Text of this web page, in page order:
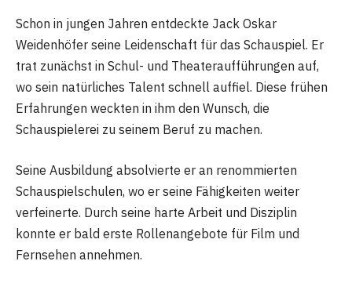
Schon in jungen Jahren entdeckte Jack Oskar
Weidenhöfer seine Leidenschaft für das Schauspiel. Er
trat zunächst in Schul- und Theateraufführungen auf,
wo sein natürliches Talent schnell auffiel. Diese frühen
Erfahrungen weckten in ihm den Wunsch, die
Schauspielerei zu seinem Beruf zu machen.
Seine Ausbildung absolvierte er an renommierten
Schauspielschulen, wo er seine Fähigkeiten weiter
verfeinerte. Durch seine harte Arbeit und Disziplin
konnte er bald erste Rollenangebote für Film und
Fernsehen annehmen.